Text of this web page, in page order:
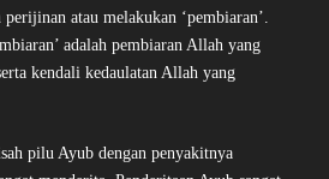
atau melakukan ‘pembiaran’.
adalah pembiaran Allah yang
kendali kedaulatan Allah yang
pilu Ayub dengan penyakitnya